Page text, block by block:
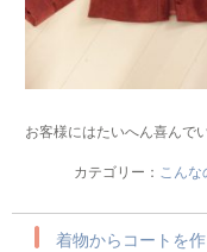
お客様にはたいへん喜んで
カテゴリー： こんな
着物からコートを作